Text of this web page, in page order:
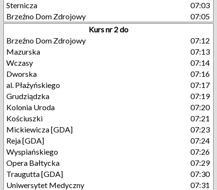
Sternicza
07:03
Brzeźno Dom Zdrojowy
07:05
Kurs nr 2 do
Brzeźno Dom Zdrojowy
07:12
Mazurska
07:13
Wczasy
07:14
Dworska
07:16
al. Płażyńskiego
07:17
Grudziądzka
07:19
Kolonia Uroda
07:20
Kościuszki
07:21
Mickiewicza [GDA]
07:23
Reja [GDA]
07:24
Wyspiańskiego
07:26
Opera Bałtycka
07:29
Traugutta [GDA]
07:30
Uniwersytet Medyczny
07:31